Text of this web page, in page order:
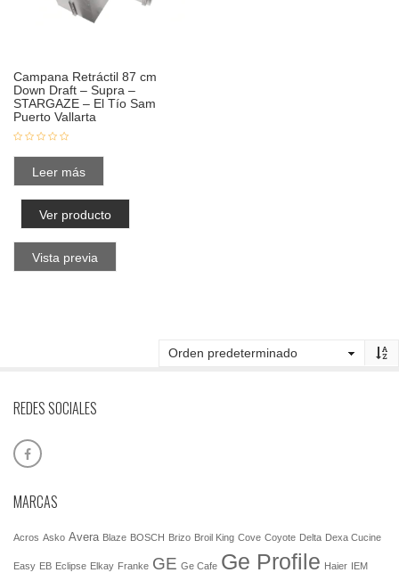
Campana Retráctil 87 cm
Down Draft – Supra –
STARGAZE – El Tío Sam
Puerto Vallarta
Leer más
Ver producto
Vista previa
REDES SOCIALES
MARCAS
Acros Asko Avera Blaze BOSCH Brizo Broil King Cove Coyote Delta Dexa Cucine
Easy EB Eclipse Elkay Franke GE Ge Cafe Ge Profile Haier IEM